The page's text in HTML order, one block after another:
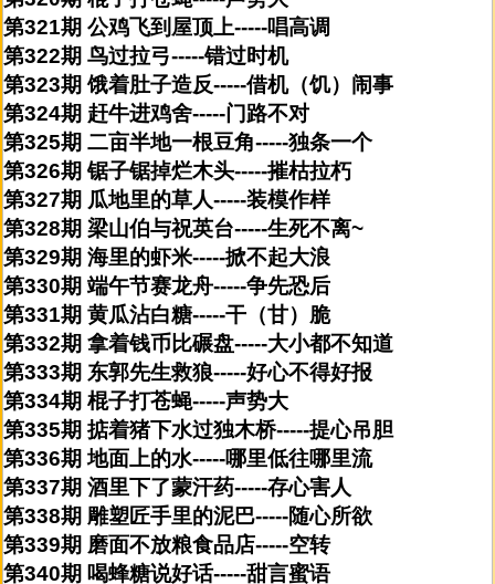
第321期 公鸡飞到屋顶上-----唱高调
第322期 鸟过拉弓-----错过时机
第323期 饿着肚子造反-----借机（饥）闹事
第324期 赶牛进鸡舍-----门路不对
第325期 二亩半地一根豆角-----独条一个
第326期 锯子锯掉烂木头-----摧枯拉朽
第327期 瓜地里的草人-----装模作样
第328期 梁山伯与祝英台-----生死不离~
第329期 海里的虾米-----掀不起大浪
第330期 端午节赛龙舟-----争先恐后
第331期 黄瓜沾白糖-----干（甘）脆
第332期 拿着钱币比碾盘-----大小都不知道
第333期 东郭先生救狼-----好心不得好报
第334期 棍子打苍蝇-----声势大
第335期 掂着猪下水过独木桥-----提心吊胆
第336期 地面上的水-----哪里低往哪里流
第337期 酒里下了蒙汗药-----存心害人
第338期 雕塑匠手里的泥巴-----随心所欲
第339期 磨面不放粮食品店-----空转
第340期 喝蜂糖说好话-----甜言蜜语